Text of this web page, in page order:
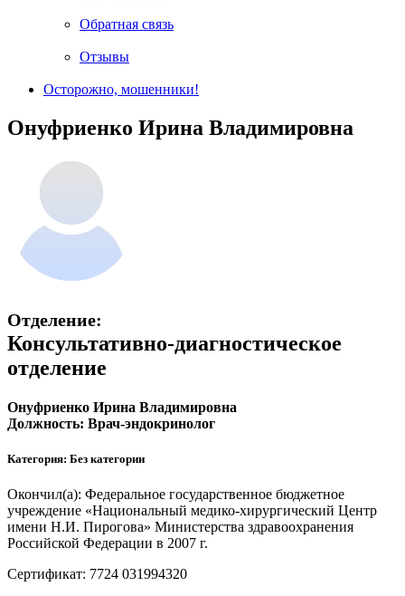
Обратная связь
Отзывы
Осторожно, мошенники!
Онуфриенко Ирина Владимировна
Отделение:
Консультативно-диагностическое
отделение
Онуфриенко Ирина Владимировна
Должность: Врач-эндокринолог
Категория: Без категории
Окончил(а): Федеральное государственное бюджетное
учреждение «Национальный медико-хирургический Центр
имени Н.И. Пирогова» Министерства здравоохранения
Российской Федерации в 2007 г.
Сертификат: 7724 031994320